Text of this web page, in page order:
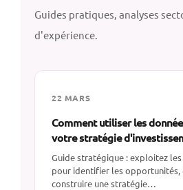
Guides pratiques, analyses
d'expérience.
22 MARS
Comment utiliser les
votre stratégie
Guide stratégique : exploitez les
pour identifier les opportunités,
construire une stratégie…